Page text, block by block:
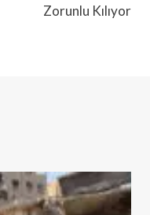
Zorunlu Kılıyor